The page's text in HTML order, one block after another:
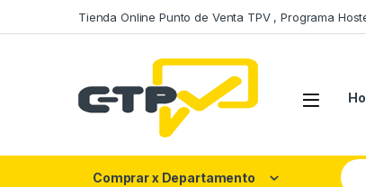
Tienda Online Punto de Venta TPV , Programa
Open
Comprar x Departamento